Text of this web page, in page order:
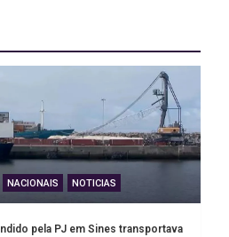
NACIONAIS NOTICIAS
pela PJ em Sines transportava